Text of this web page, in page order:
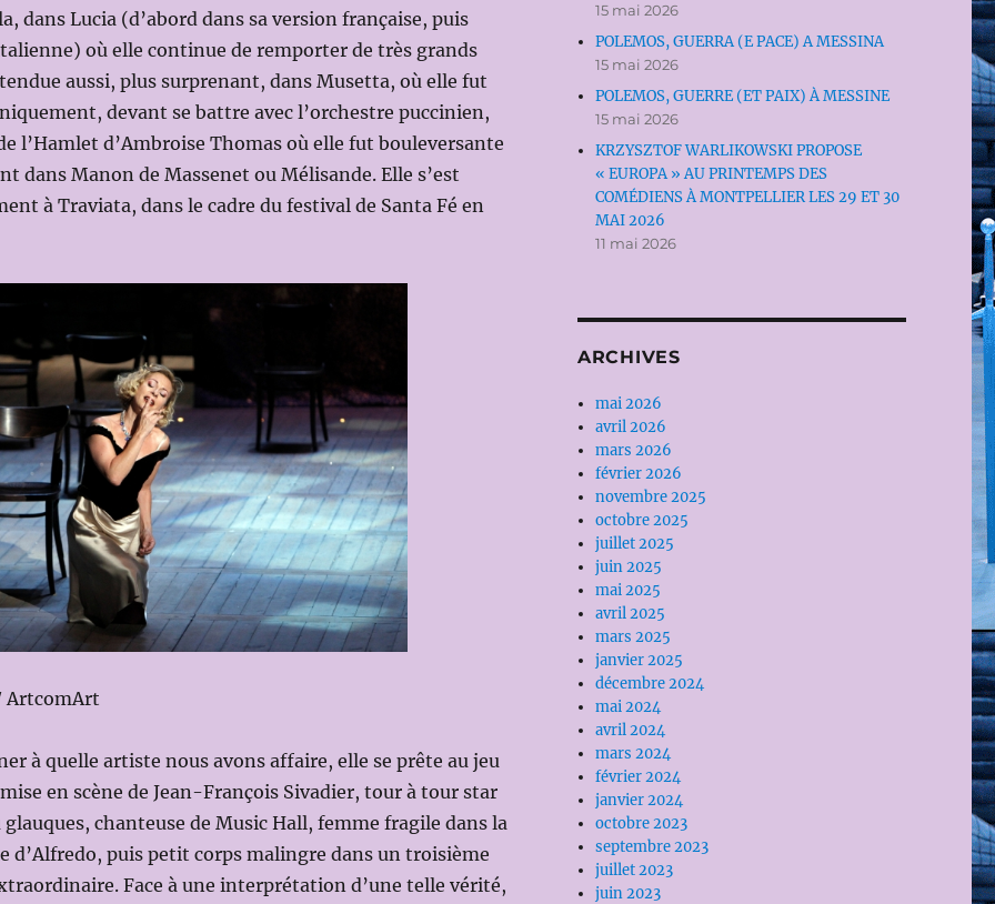
dans Lucia (d’abord dans sa version française, puis
où elle continue de remporter de très grands
aussi, plus surprenant, dans Musetta, où elle fut
devant se battre avec l’orchestre puccinien,
l’Hamlet d’Ambroise Thomas où elle fut bouleversante
dans Manon de Massenet ou Mélisande. Elle s’est
à Traviata, dans le cadre du festival de Santa Fé en
ArtcomArt
à quelle artiste nous avons affaire, elle se prête au jeu
en scène de Jean-François Sivadier, tour à tour star
glauques, chanteuse de Music Hall, femme fragile dans la
d’Alfredo, puis petit corps malingre dans un troisième
Face à une interprétation d’une telle vérité,
15 mai 2026
POLEMOS, GUERRA (E PACE) A MESSINA
15 mai 2026
POLEMOS, GUERRE (ET PAIX) À MESSINE
15 mai 2026
KRZYSZTOF WARLIKOWSKI PROPOSE
« EUROPA » AU PRINTEMPS DES
COMÉDIENS À MONTPELLIER LES 29 ET 30
MAI 2026
11 mai 2026
ARCHIVES
mai 2026
avril 2026
mars 2026
février 2026
novembre 2025
octobre 2025
juillet 2025
juin 2025
mai 2025
avril 2025
mars 2025
janvier 2025
décembre 2024
mai 2024
avril 2024
mars 2024
février 2024
janvier 2024
octobre 2023
septembre 2023
juillet 2023
juin 2023